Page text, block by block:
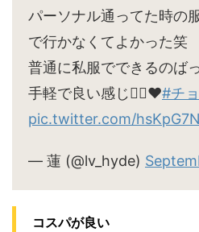
パーソナル通ってた時の
で行かなくてよかった笑
普通に私服でできるのば
手軽で良い感じ🙆‍♀️♥#チ
pic.twitter.com/
— 蓮 (@lv_hyde)
コスパが良い